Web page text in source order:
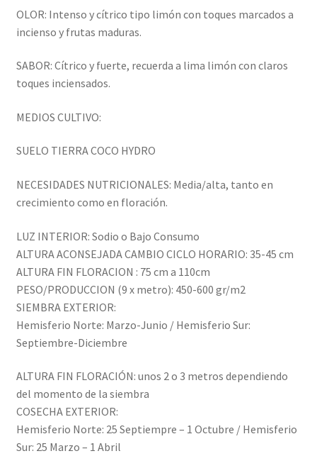
OLOR: Intenso y cítrico tipo limón con toques marcados a
incienso y frutas maduras.
SABOR: Cítrico y fuerte, recuerda a lima limón con claros
toques inciensados.
MEDIOS CULTIVO:
SUELO TIERRA COCO HYDRO
NECESIDADES NUTRICIONALES: Media/alta, tanto en
crecimiento como en floración.
LUZ INTERIOR: Sodio o Bajo Consumo
ALTURA ACONSEJADA CAMBIO CICLO HORARIO: 35-45 cm
ALTURA FIN FLORACION : 75 cm a 110cm
PESO/PRODUCCION (9 x metro): 450-600 gr/m2
SIEMBRA EXTERIOR:
Hemisferio Norte: Marzo-Junio / Hemisferio Sur:
Septiembre-Diciembre
ALTURA FIN FLORACIÓN: unos 2 o 3 metros dependiendo
del momento de la siembra
COSECHA EXTERIOR:
Hemisferio Norte: 25 Septiempre – 1 Octubre / Hemisferio
Sur: 25 Marzo – 1 Abril